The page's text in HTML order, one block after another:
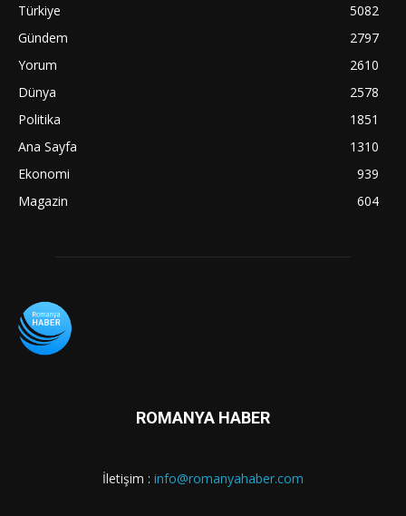
Türkiye
5082
Gündem
2797
Yorum
2610
Dünya
2578
Politika
1851
Ana Sayfa
1310
Ekonomi
939
Magazin
604
ROMANYA HABER
İletişim : info@romanyahaber.com